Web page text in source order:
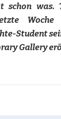
schon was.
Student
Gallery